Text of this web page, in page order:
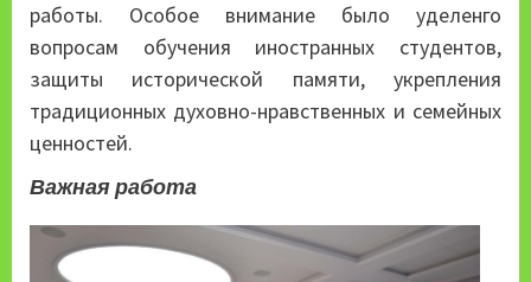
работы. Особое внимание было уделенго
вопросам обучения иностранных студентов,
защиты исторической памяти, укрепления
традиционных духовно-нравственных и семейных
ценностей.
Важная работа